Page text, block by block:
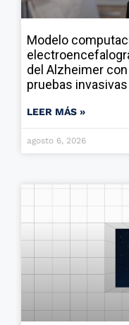
Modelo
del Alzheimer
pruebas invasivas
LEER MÁS »
agosto 6, 2026